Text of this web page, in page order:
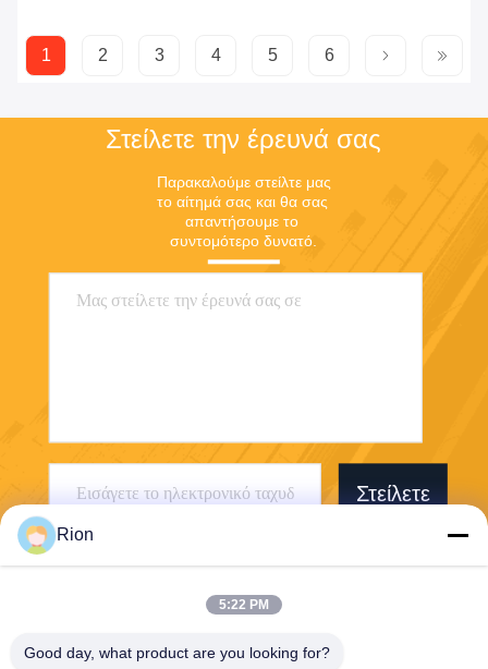
1 2 3 4 5 6
Στείλετε την έρευνά σας
Παρακαλούμε στείλτε μας
το αίτημά σας και θα σας
απαντήσουμε το
συντομότερο δυνατό.
Στείλετε
Shenzhen Rion Technology Co., Ltd.
Rion
5:22 PM
Good day, what product are you looking for?